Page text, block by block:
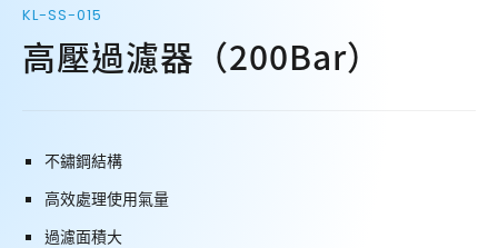
KL-SS-015
高壓過濾器（200Bar）
不鏽鋼結構
高效處理使用氣量
過濾面積大